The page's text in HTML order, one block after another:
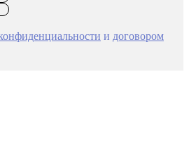
и договором